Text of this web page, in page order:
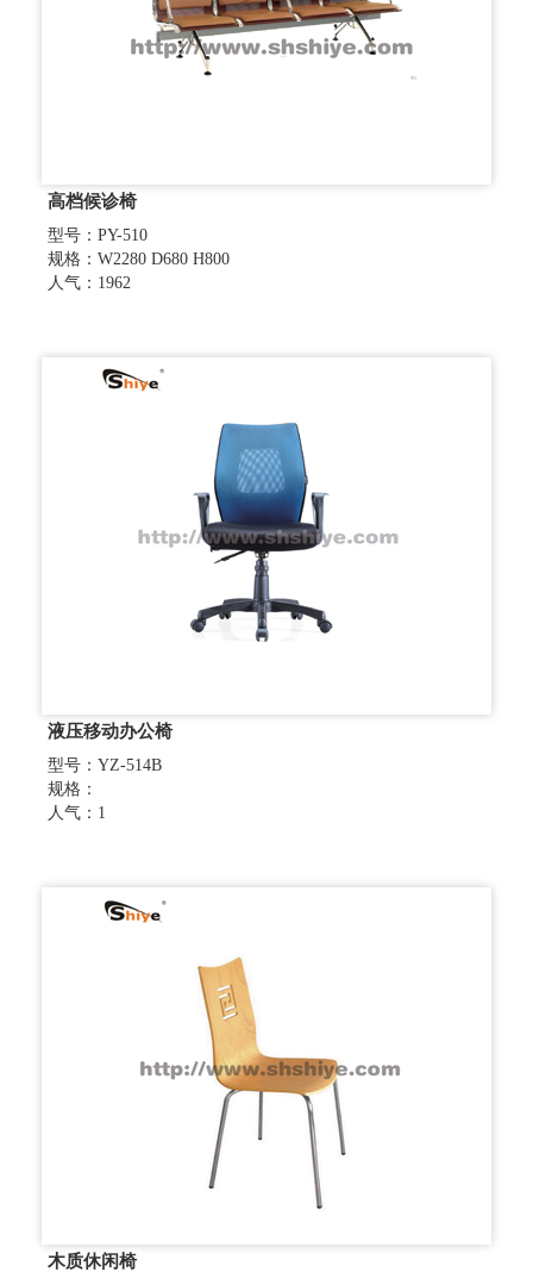
高档候诊椅
型号：PY-510
规格：W2280 D680 H800
人气：1962
液压移动办公椅
型号：YZ-514B
规格：
人气：1
木质休闲椅